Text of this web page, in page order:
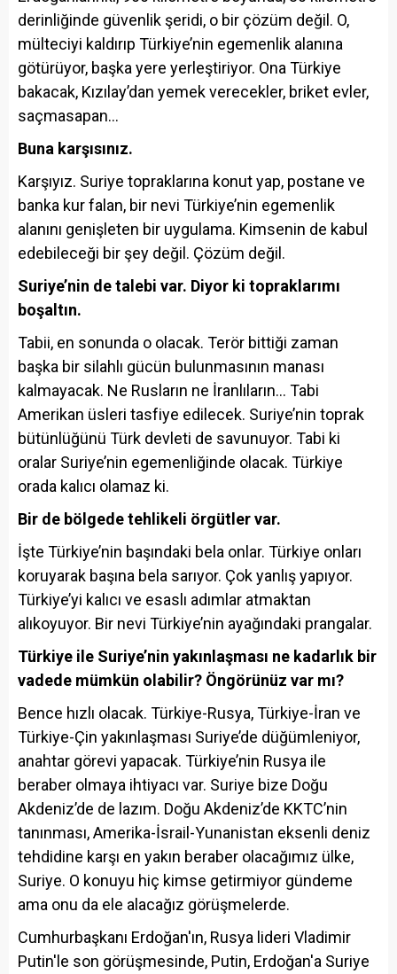
derinliğinde güvenlik şeridi, o bir çözüm değil. O,
mülteciyi kaldırıp Türkiye’nin egemenlik alanına
götürüyor, başka yere yerleştiriyor. Ona Türkiye
bakacak, Kızılay’dan yemek verecekler, briket evler,
saçmasapan…
Buna karşısınız.
Karşıyız. Suriye topraklarına konut yap, postane ve
banka kur falan, bir nevi Türkiye’nin egemenlik
alanını genişleten bir uygulama. Kimsenin de kabul
edebileceği bir şey değil. Çözüm değil.
Suriye’nin de talebi var. Diyor ki topraklarımı
boşaltın.
Tabii, en sonunda o olacak. Terör bittiği zaman
başka bir silahlı gücün bulunmasının manası
kalmayacak. Ne Rusların ne İranlıların… Tabi
Amerikan üsleri tasfiye edilecek. Suriye’nin toprak
bütünlüğünü Türk devleti de savunuyor. Tabi ki
oralar Suriye’nin egemenliğinde olacak. Türkiye
orada kalıcı olamaz ki.
Bir de bölgede tehlikeli örgütler var.
İşte Türkiye’nin başındaki bela onlar. Türkiye onları
koruyarak başına bela sarıyor. Çok yanlış yapıyor.
Türkiye’yi kalıcı ve esaslı adımlar atmaktan
alıkoyuyor. Bir nevi Türkiye’nin ayağındaki prangalar.
Türkiye ile Suriye’nin yakınlaşması ne kadarlık bir
vadede mümkün olabilir? Öngörünüz var mı?
Bence hızlı olacak. Türkiye-Rusya, Türkiye-İran ve
Türkiye-Çin yakınlaşması Suriye’de düğümleniyor,
anahtar görevi yapacak. Türkiye’nin Rusya ile
beraber olmaya ihtiyacı var. Suriye bize Doğu
Akdeniz’de de lazım. Doğu Akdeniz’de KKTC’nin
tanınması, Amerika-İsrail-Yunanistan eksenli deniz
tehdidine karşı en yakın beraber olacağımız ülke,
Suriye. O konuyu hiç kimse getirmiyor gündeme
ama onu da ele alacağız görüşmelerde.
Cumhurbaşkanı Erdoğan'ın, Rusya lideri Vladimir
Putin'le son görüşmesinde, Putin, Erdoğan'a Suriye